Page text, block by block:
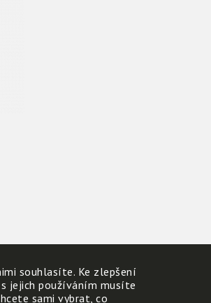
souhlasíte. Ke zlepšení
jejich používáním musíte
sami vybrat, co